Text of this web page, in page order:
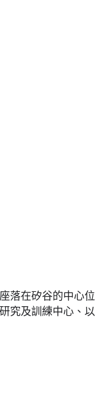
落在矽谷的中心位
究及訓練中心、以